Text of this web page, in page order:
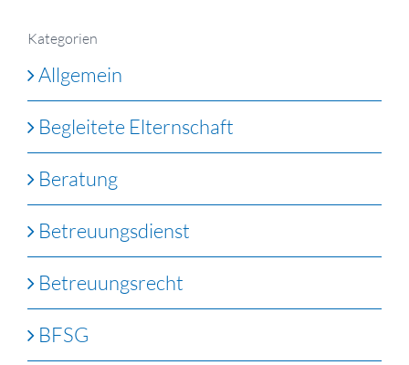
Kategorien
Allgemein
Begleitete Elternschaft
Beratung
Betreuungsdienst
Betreuungsrecht
BFSG